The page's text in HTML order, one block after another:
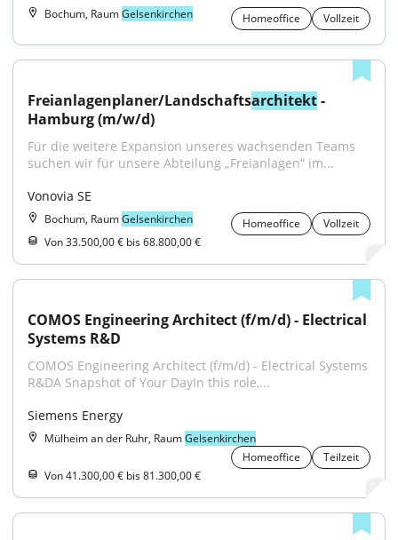
Bochum, RaumGelsenkirchen Homeoffice Vollzeit
Freianlagenplaner/Landschaftsarchitekt -
Hamburg (m/w/d)
Für die weitere Expansion unseres wachsenden Teams
suchen wir für unsere Abteilung „Freianlagen“ im...
Vonovia SE
Bochum, RaumGelsenkirchen Homeoffice
Vollzeit
Von 33.500,00 € bis 68.800,00 €
COMOS Engineering Architect (f/m/d) - Electrical
Systems R&D
COMOS Engineering Architect (f/m/d) - Electrical Systems
R&DA Snapshot of Your DayIn this role,...
Siemens Energy
Mülheim an der Ruhr, RaumGelsenkirchen
Homeoffice
Teilzeit
Von 41.300,00 € bis 81.300,00 €